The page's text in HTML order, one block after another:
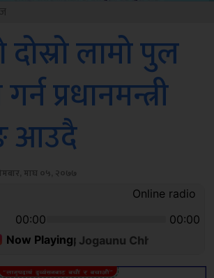
लामो पुल
प्रधानमन्त्री
आउदै
माघ ०५, २०७७